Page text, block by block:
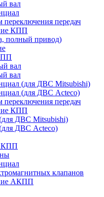
вал
переключения передач
КПП
полный привод)
вал
вал
(для ДВС Mitsubishi)
(для ДВС Acteco)
переключения передач
КПП
(для ДВС Mitsubishi)
(для ДВС Acteco)
клапанов
АКПП